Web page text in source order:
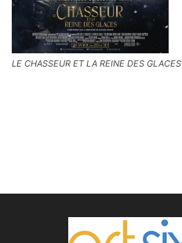
LE CHASSEUR ET LA REINE DES GLACES